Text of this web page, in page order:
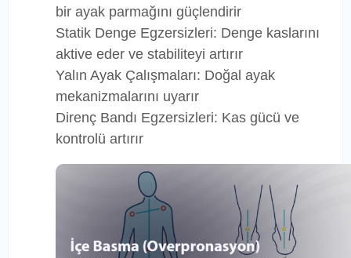
bir ayak parmağını güçlendirir
Statik Denge Egzersizleri: Denge kaslarını
aktive eder ve stabiliteyi artırır
Yalın Ayak Çalışmaları: Doğal ayak
mekanizmalarını uyarır
Direnç Bandı Egzersizleri: Kas gücü ve
kontrolü artırır